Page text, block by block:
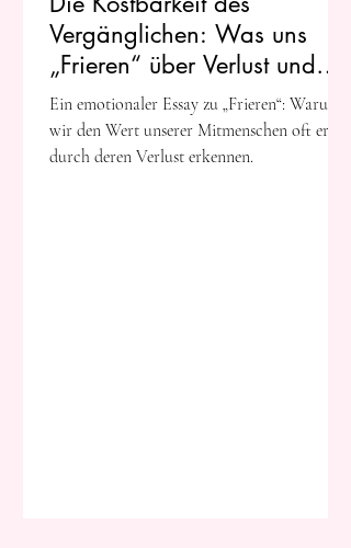
Vergänglichen: Was uns
„Frieren“ über Verlust und
Erinnerung lehrt
Ein emotionaler Essay zu „Frieren“: Warum
wir den Wert unserer Mitmenschen oft erst
durch deren Verlust erkennen.